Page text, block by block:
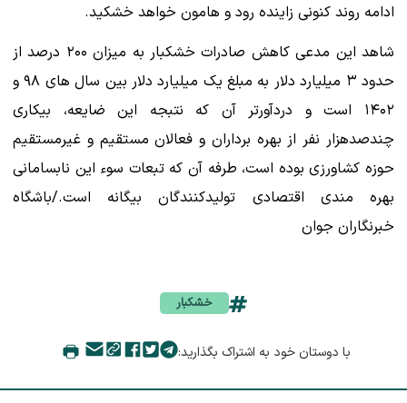
ادامه روند کنونی زاینده رود و هامون خواهد خشکید.
شاهد این مدعی کاهش صادرات خشکبار به میزان ۲۰۰ درصد از
حدود ۳ میلیارد دلار به مبلغ یک میلیارد دلار بین سال های ۹۸ و
۱۴۰۲ است و دردآورتر آن که نتبجه این ضایعه، بیکاری
چندصدهزار نفر از بهره برداران و فعالان مستقیم و غیرمستقیم
حوزه کشاورزی بوده است، طرفه آن که تبعات سوء این نابسامانی
بهره مندی اقتصادی تولیدکنندگان بیگانه است./باشگاه
خبرنگاران جوان
خشکبار
با دوستان خود به اشتراک بگذارید: